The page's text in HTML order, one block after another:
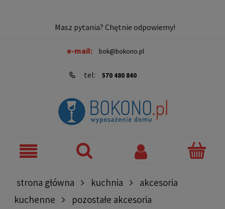
Masz pytania? Chętnie odpowiemy!
e-mail: bok@bokono.pl
tel: 570 480 840
strona główna kuchnia
akcesoria
kuchenne
pozostałe akcesoria